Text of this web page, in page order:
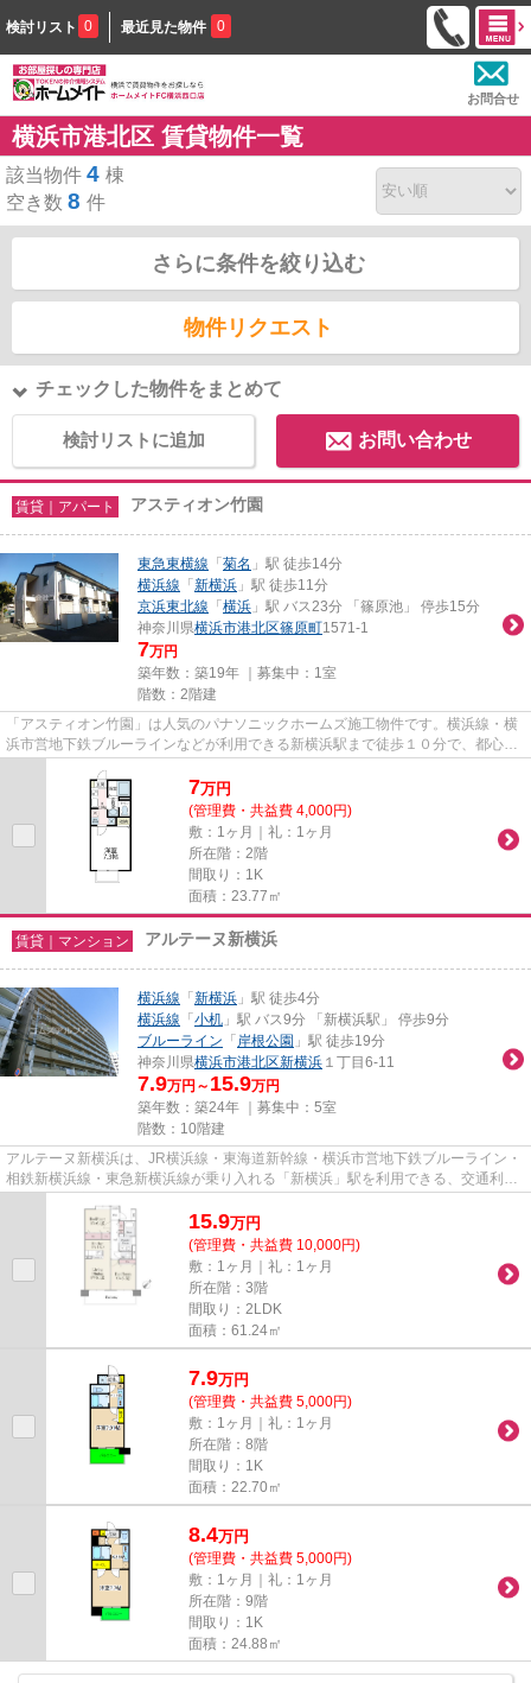
検討リスト 0 最近見た物件 0
お問合せ
横浜市港北区 賃貸物件一覧
該当物件 4 棟
空き数 8 件
さらに条件を絞り込む
物件リクエスト
チェックした物件をまとめて
検討リストに追加 お問い合わせ
賃貸｜アパート アスティオン竹園
東急東横線 「 菊名 」駅 徒歩14分
横浜線 「 新横浜 」駅 徒歩11分
京浜東北線 「 横浜 」駅 バス23分 「篠原池」 停歩15分
神奈川県横浜市港北区篠原町1571-1
7万円
築年数：築19年 ｜募集中： 1室
階数：2階建
「アスティオン竹園」は人気のパナソニックホームズ施工物件です。横浜線・横
浜市営地下鉄ブルーラインなどが利用できる新横浜駅まで徒歩１０分で、都心方
7万円
(管理費・共益費 4,000円)
敷：1ヶ月｜礼：1ヶ月
所在階：2階
間取り：1K
面積：23.77㎡
賃貸｜マンション アルテーヌ新横浜
横浜線 「 新横浜 」駅 徒歩4分
横浜線 「 小机 」駅 バス9分 「新横浜駅」 停歩9分
ブルーライン 「 岸根公園 」駅 徒歩19分
神奈川県横浜市港北区新横浜 １丁目6-11
7.9万円～ 15.9万円
築年数：築24年 ｜募集中： 5室
階数：10階建
アルテーヌ新横浜は、JR横浜線・東海道新幹線・横浜市営地下鉄ブルーライン・
相鉄新横浜線・東急新横浜線が乗り入れる「新横浜」駅を利用できる、交通利便
15.9万円
(管理費・共益費 10,000円)
敷：1ヶ月｜礼：1ヶ月
所在階：3階
間取り：2LDK
面積：61.24㎡
7.9万円
(管理費・共益費 5,000円)
敷：1ヶ月｜礼：1ヶ月
所在階：8階
間取り：1K
面積：22.70㎡
8.4万円
(管理費・共益費 5,000円)
敷：1ヶ月｜礼：1ヶ月
所在階：9階
間取り：1K
面積：24.88㎡